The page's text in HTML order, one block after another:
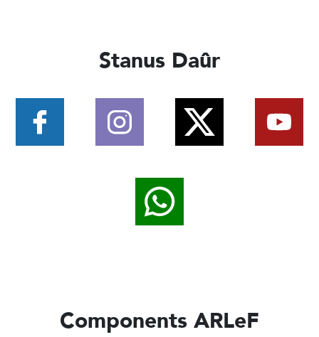
Stanus Daûr
Components ARLeF